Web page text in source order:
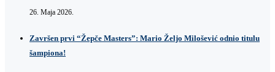
26. Maja 2026.
Završen prvi “Žepče Masters”: Mario Željo Milošević odnio titulu
šampiona!